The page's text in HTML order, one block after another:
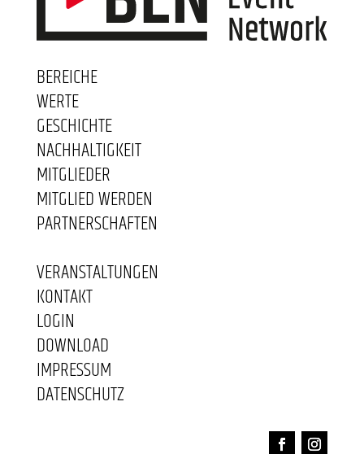
BEREICHE
WERTE
GESCHICHTE
NACHHALTIGKEIT
MITGLIEDER
MITGLIED WERDEN
PARTNERSCHAFTEN
VERANSTALTUNGEN
KONTAKT
LOGIN
DOWNLOAD
IMPRESSUM
DATENSCHUTZ